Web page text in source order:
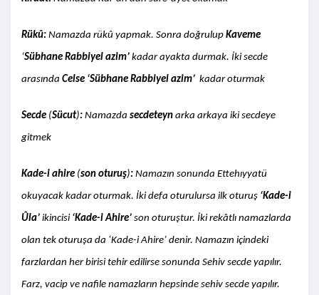
Rükû: Namazda rükû yapmak. Sonra doğrulup Kaveme
‘Sübhane Rabbiyel azim’ kadar ayakta durmak. İki secde
arasında Celse ‘Sübhane Rabbiyel azim’ kadar oturmak
Secde (Sücut): Namazda secdeteyn arka arkaya iki secdeye
gitmek
Kade-i ahire (son oturuş): Namazın sonunda Ettehıyyatü
okuyacak kadar oturmak. İki defa oturulursa ilk oturuş ‘Kade-i
Ûla’ ikincisi ‘Kade-i Ahire’ son oturuştur. İki rekâtlı namazlarda
olan tek oturuşa da ‘Kade-i Ahire’ denir. Namazın içindeki
farzlardan her birisi tehir edilirse sonunda Sehiv secde yapılır.
Farz, vacip ve nafile namazların hepsinde sehiv secde yapılır.